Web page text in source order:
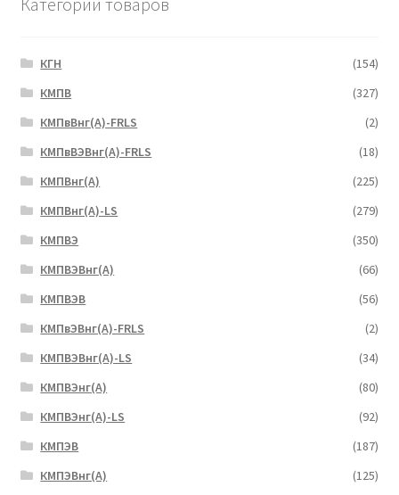
КГН
(154)
КМПВ
(327)
КМПвВнг(А)-FRLS
(2)
КМПвВЭВнг(А)-FRLS
(18)
КМПВнг(А)
(225)
КМПВнг(А)-LS
(279)
КМПВЭ
(350)
КМПВЭBнг(А)
(66)
КМПВЭВ
(56)
КМПвЭВнг(А)-FRLS
(2)
КМПВЭВнг(А)-LS
(34)
КМПВЭнг(А)
(80)
КМПВЭнг(А)-LS
(92)
КМПЭВ
(187)
КМПЭВнг(А)
(125)